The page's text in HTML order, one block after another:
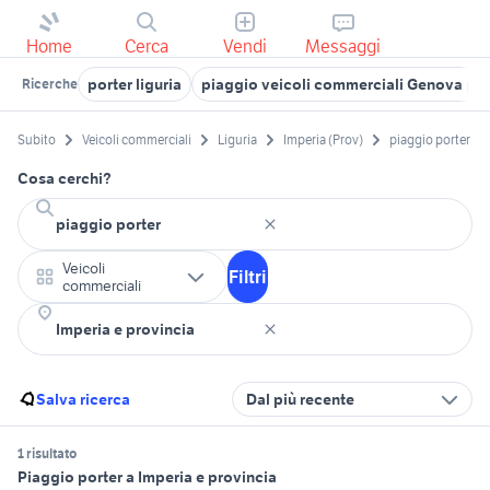
Home Cerca Vendi Messaggi
Ricerche porter liguria piaggio veicoli commerciali Genova
Subito Veicoli commerciali Liguria Imperia (Prov) piaggio porter
Cosa cerchi?
Veicoli
commerciali
Filtri
Salva ricerca Dal più recente
1 risultato
Piaggio porter a Imperia e provincia